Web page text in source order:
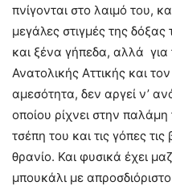
πνίγονται στο λαιμό του,
μεγάλες στιγμές της
και ξένα γήπεδα, αλλά
Ανατολικής Αττικής και
αμεσότητα, δεν αργεί ν’
οποίου ρίχνει στην
τσέπη του και τις γόπες
θρανίο. Και φυσικά έχει
μπουκάλι με